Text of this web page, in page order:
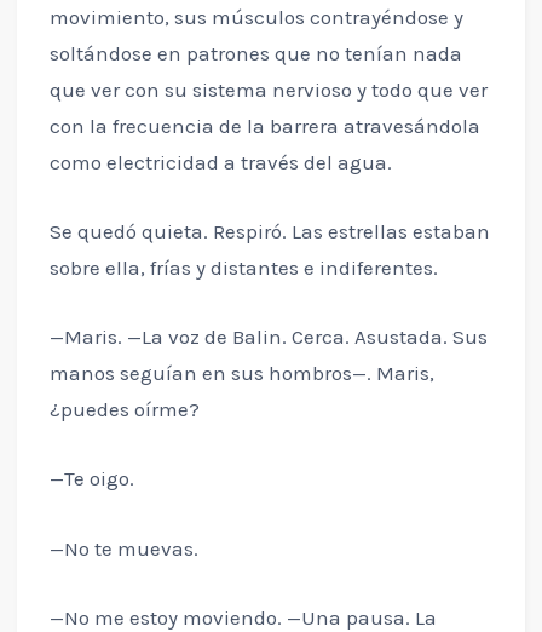
movimiento, sus músculos contrayéndose y
soltándose en patrones que no tenían nada
que ver con su sistema nervioso y todo que ver
con la frecuencia de la barrera atravesándola
como electricidad a través del agua.
Se quedó quieta. Respiró. Las estrellas estaban
sobre ella, frías y distantes e indiferentes.
—Maris. —La voz de Balin. Cerca. Asustada. Sus
manos seguían en sus hombros—. Maris,
¿puedes oírme?
—Te oigo.
—No te muevas.
—No me estoy moviendo. —Una pausa. La